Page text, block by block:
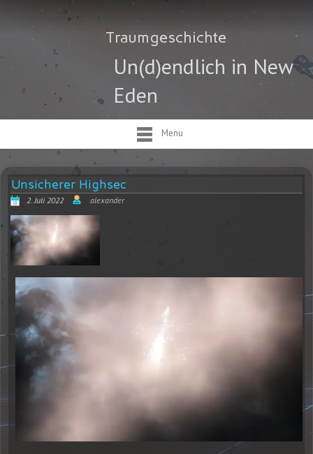
Traumgeschichte
Un(d)endlich in New
Eden
Menu
Unsicherer Highsec
2. Juli 2022 alexander